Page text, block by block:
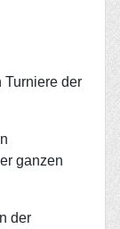
Turniere der
ganzen
der